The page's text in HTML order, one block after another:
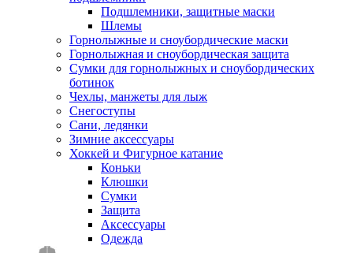
Подшлемники, защитные маски
Шлемы
Горнолыжные и сноубордические маски
Горнолыжная и сноубордическая защита
Сумки для горнолыжных и сноубордических
ботинок
Чехлы, манжеты для лыж
Снегоступы
Сани, ледянки
Зимние аксессуары
Хоккей и Фигурное катание
Коньки
Клюшки
Сумки
Защита
Аксессуары
Одежда